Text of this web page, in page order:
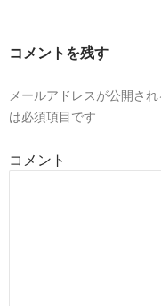
ゲ
シ
ン
コメントを残す
メールアドレスが公開され
は必須項目です
コメント